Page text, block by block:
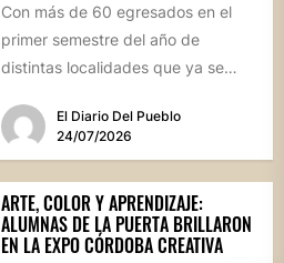
Con más de 60 egresados en el
primer semestre del año de
distintas localidades que ya se
El Diario Del Pueblo
24/07/2026
ARTE, COLOR Y APRENDIZAJE:
ALUMNAS DE LA PUERTA BRILLARON
EN LA EXPO CÓRDOBA CREATIVA